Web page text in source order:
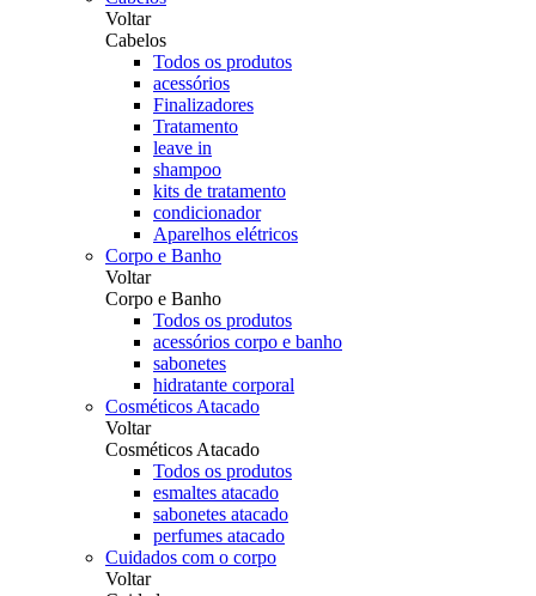
Voltar
Cabelos
Todos os produtos
acessórios
Finalizadores
Tratamento
leave in
shampoo
kits de tratamento
condicionador
Aparelhos elétricos
Corpo e Banho
Voltar
Corpo e Banho
Todos os produtos
acessórios corpo e banho
sabonetes
hidratante corporal
Cosméticos Atacado
Voltar
Cosméticos Atacado
Todos os produtos
esmaltes atacado
sabonetes atacado
perfumes atacado
Cuidados com o corpo
Voltar